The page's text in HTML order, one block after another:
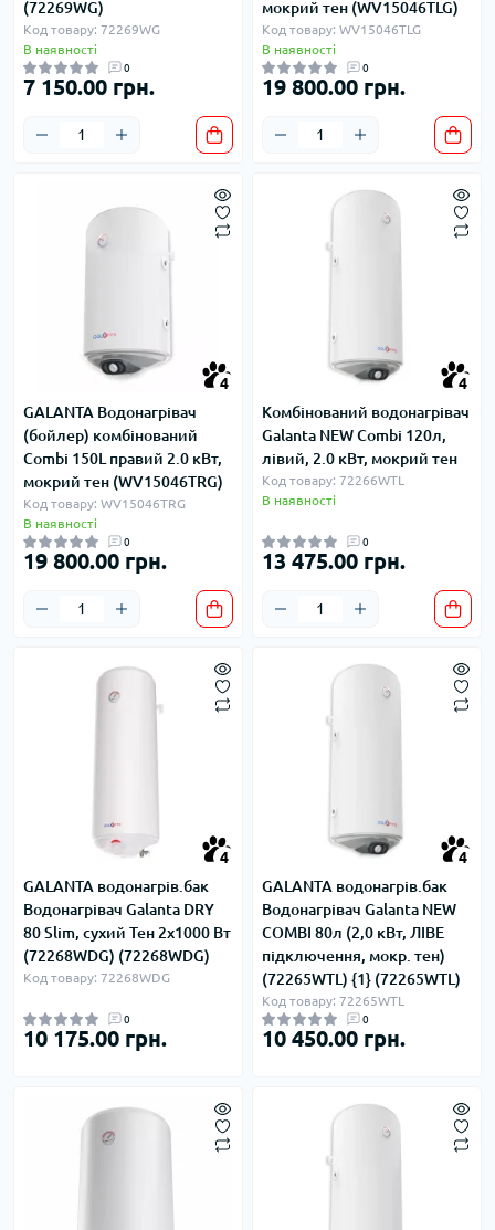
(72269WG)
Код товару: 72269WG
В наявності
0
7 150.00 грн.
мокрий тен (WV15046TLG)
Код товару: WV15046TLG
В наявності
0
19 800.00 грн.
4
GALANTA Водонагрівач
(бойлер) комбінований
Combi 150L правий 2.0 кВт,
мокрий тен (WV15046TRG)
Код товару: WV15046TRG
В наявності
0
19 800.00 грн.
4
Комбінований водонагрівач
Galanta NEW Combi 120л,
лівий, 2.0 кВт, мокрий тен
Код товару: 72266WTL
В наявності
0
13 475.00 грн.
4
GALANTA водонагрів.бак
Водонагрівач Galanta DRY
80 Slim, сухий Тен 2x1000 Вт
(72268WDG) (72268WDG)
Код товару: 72268WDG
0
10 175.00 грн.
4
GALANTA водонагрів.бак
Водонагрівач Galanta NEW
COMBI 80л (2,0 кВт, ЛІВЕ
підключення, мокр. тен)
(72265WTL) {1} (72265WTL)
Код товару: 72265WTL
0
10 450.00 грн.